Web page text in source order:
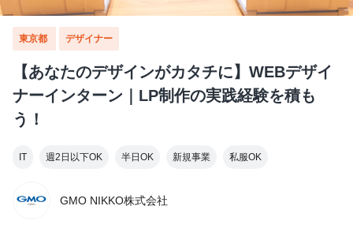
東京都 デザイナー
【あなたのデザインがカタチに】WEBデザイ
ナーインターン｜LP制作の実践経験を積も
う！
IT 週2日以下OK 半日OK 新規事業 私服OK
GMO NIKKO株式会社